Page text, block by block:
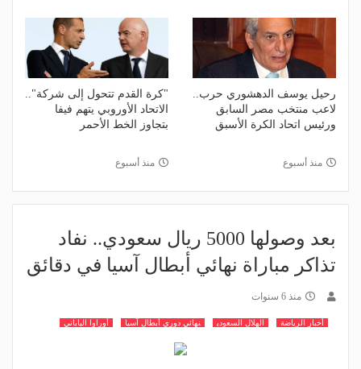
رحيل يوسف الدهشوري حرب..
لاعب منتخب مصر السابق
ورئيس اتحاد الكرة الأسبق
منذ أسبوع
"كرة القدم تتحول إلى شركة"..
الاتحاد الأوروبي يتهم فيفا
بتجاوز الخط الأحمر
منذ أسبوع
بعد وصولها 5000 ريال سعودي.. نفاد
تذاكر مباراة نهائي أبطال آسيا في دقائق
منذ 6 سنوات
أخبار الرياضة الهلال السعودي نهائي دوري أبطال آسيا أوراوا الياباني